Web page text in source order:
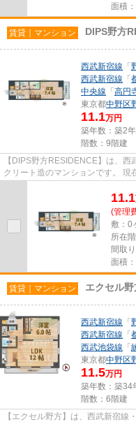
面積
賃貸｜マンション DIPS野方
西武新宿線 「
西武新宿線 「
中央線 「 高円
東京都中野区
11.1万円
築年数：築2
階数：9階建
【DIPS野方RESIDENCE】は、
クリート造のマンションです。 現在の空室確認は電話またはメールにてお問い合
11.1
(管理
敷：0
所在
間取
面積
賃貸｜マンション エクセル野
西武新宿線 「
西武新宿線 「
西武池袋線 「
東京都中野区
11.5万円
築年数：築34
階数：6階建
【エクセル野方】は、西武新宿線